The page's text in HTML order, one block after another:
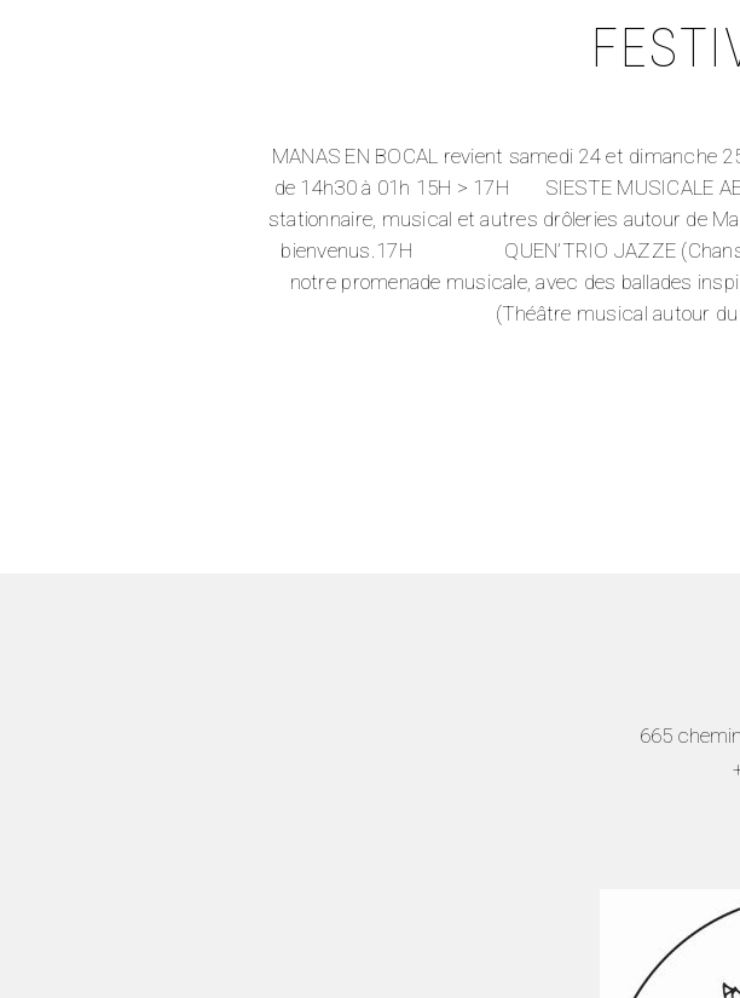
MANAS EN BOCAL revient samedi 24 et dimanche
de 14h30 à 01h 15H > 17H SIESTE MUSICALE
stationnaire, musical et autres drôleries autour de
bienvenus.17H QUEN’TRIO JAZZE (Chanson
notre promenade musicale, avec des ballades
(Théâtre musical autour
665